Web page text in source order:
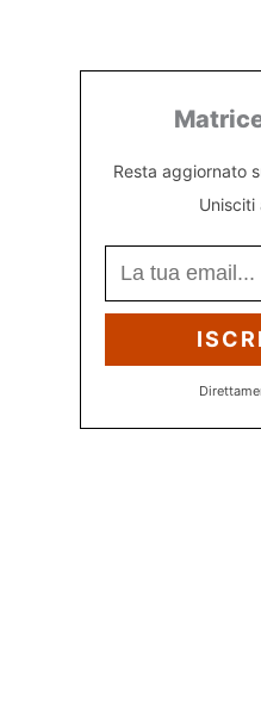
Resta aggiornato
Unisciti